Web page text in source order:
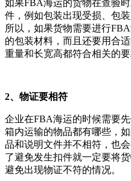
如果FBA海运的货物在查验
件，例如包装出现受损、包
所以，如果货物需要进行
的包装材料，而且还要用合
重量和长宽高都符合相关的要
2、物证要相符
企业在FBA海运的时候需要
箱内运输的物品都有哪些，
品和说明文件并不相符，也
了避免发生扣件就一定要将
避免出现物证不符的情况。